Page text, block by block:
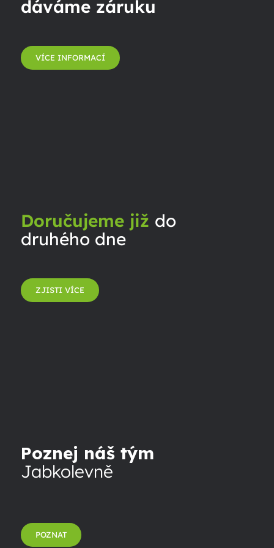
dáváme záruku
VÍCE INFORMACÍ
Doručujeme již do
druhého dne
ZJISTI VÍCE
Poznej náš tým
Jabkolevně
POZNAT